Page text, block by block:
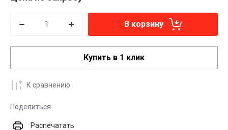
В корзину
Купить в 1 клик
К сравнению
Поделиться
Распечатать